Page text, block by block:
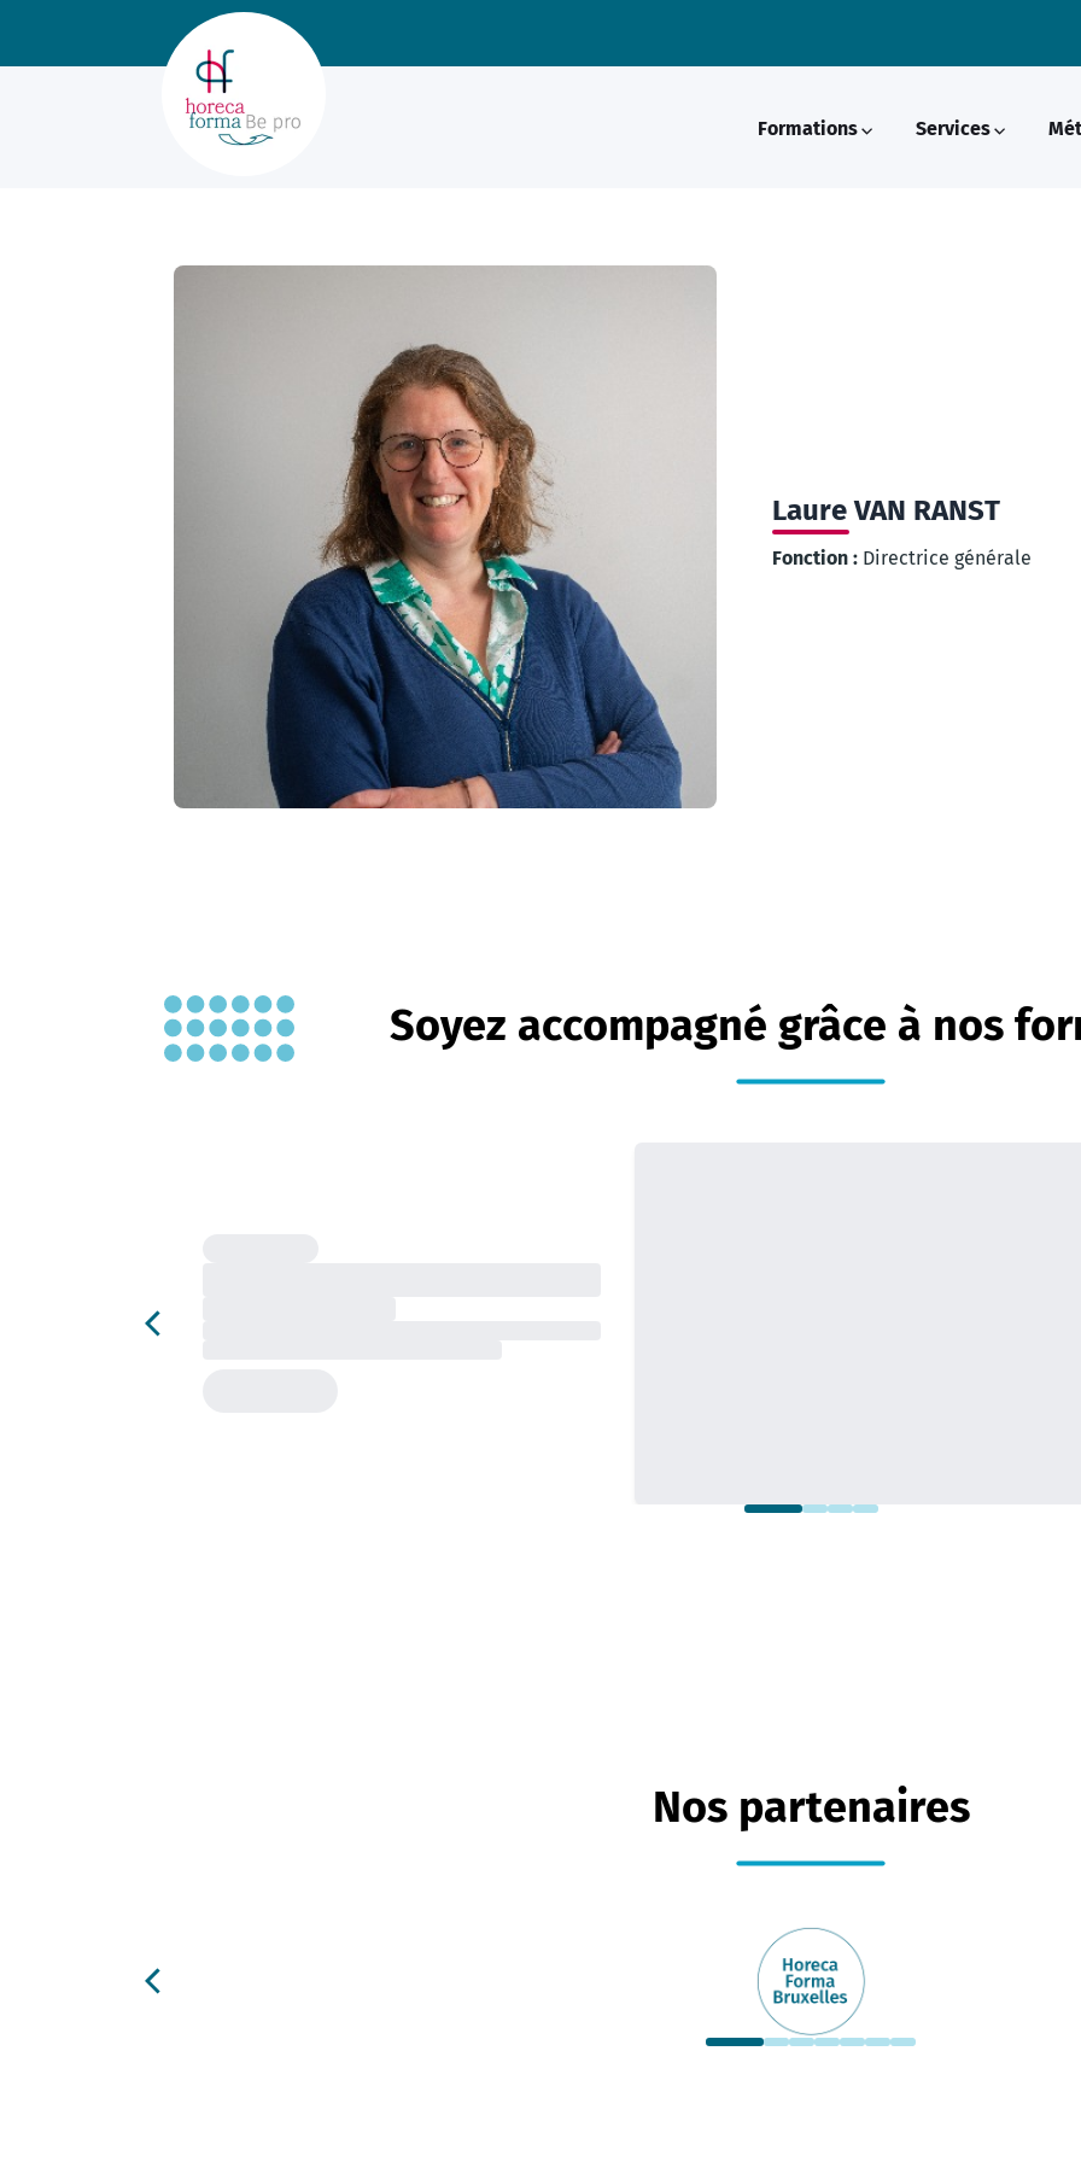
Formations Services
Laure VAN RANST
Fonction : Directrice générale
Soyez accompagné grâce à nos
Nos partenaires